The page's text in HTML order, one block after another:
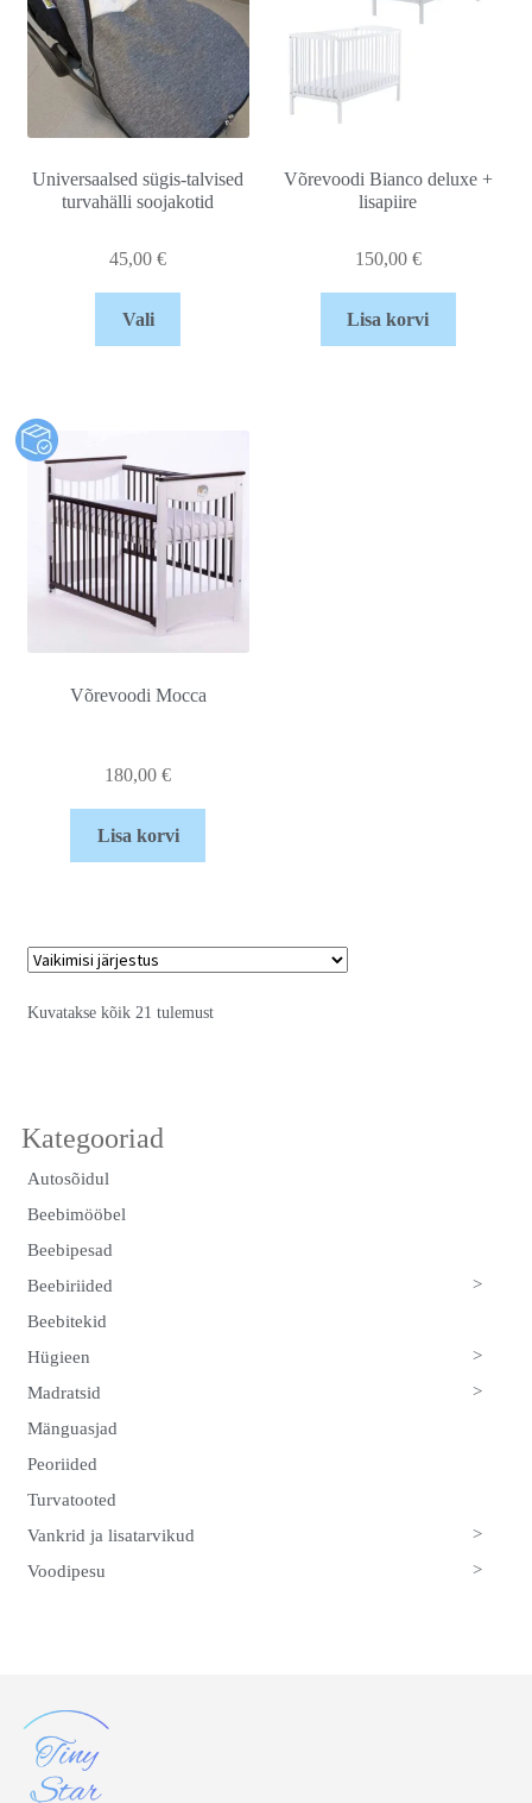
Universaalsed sügis-talvised
turvahälli soojakotid
45,00€
Vali
Võrevoodi Bianco deluxe +
lisapiire
150,00 €
Lisa korvi
Võrevoodi Mocca
180,00€
Lisa korvi
Kuvatakse kõik 21 tulemust
Autosõidul
Beebimööbel
Beebipesad
>
Beebiriided
Beebitekid
>
Hügieen
>
Madratsid
Mänguasjad
Peoriided
Turvatooted
>
Vankrid ja lisatarvikud
>
Voodipesu